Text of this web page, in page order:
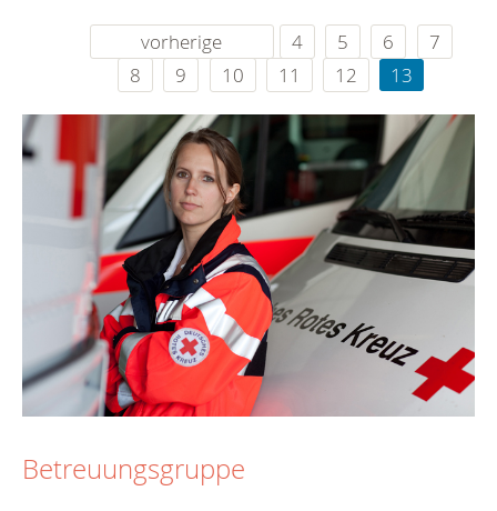
vorherige 4 5 6
7
8
9 10 11 12 13
Betreuungsgruppe